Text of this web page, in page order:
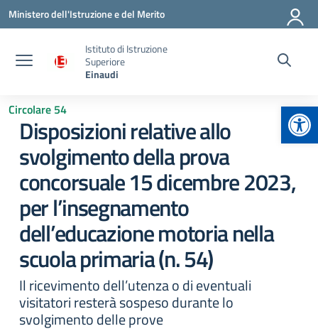
Vai ai contenuti
Vai al menu di navigazione
Vai al footer
Ministero dell'Istruzione e del Merito
Istituto di Istruzione
Superiore
Einaudi
Circolare 54
Disposizioni relative allo
svolgimento della prova
concorsuale 15 dicembre 2023,
per l’insegnamento
dell’educazione motoria nella
scuola primaria (n. 54)
Il ricevimento dell’utenza o di eventuali
visitatori resterà sospeso durante lo
svolgimento delle prove